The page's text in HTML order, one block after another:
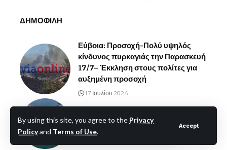
By using this site, you agree to the Privacy
Policyand Terms of Use.
Accept
ΔΗΜΟΦΙΛΗ
Εύβοια: Προσοχή-Πολύ υψηλός
κίνδυνος πυρκαγιάς την Παρασκευή
17/7– Έκκληση στους πολίτες για
αυξημένη προσοχή
17 Ιουλίου 2026
Ποιος είναι-Ο λόγος
13 Ιουλίου 2026